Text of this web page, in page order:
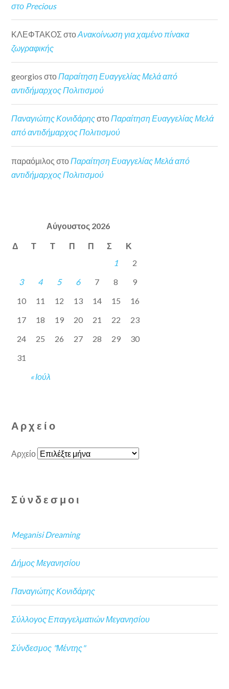
στο Precious
ΚΛΕΦΤΑΚΟΣ στοΑνακοίνωση για χαμένο πίνακα
ζωγραφικής
georgios στοΠαραίτηση Ευαγγελίας Μελά από
αντιδήμαρχος Πολιτισμού
Παναγιώτης ΚονιδάρηςστοΠαραίτηση Ευαγγελίας Μελά
από αντιδήμαρχος Πολιτισμού
παραόμιλος στο Παραίτηση Ευαγγελίας Μελά από
αντιδήμαρχος Πολιτισμού
Αύγουστος 2026
Δ Τ Τ Π Π Σ Κ
« Ιούλ
1
2
3
4 5 6 7 8
9
10
11 12 13 14 15
16
17
18 19 20 21 22
23
24
25 26 27 28 29
30
31
Αρχείο
Αρχείο
Σύνδεσμοι
Meganisi Dreaming
Δήμος Μεγανησίου
Παναγιώτης Κονιδάρης
Σύλλογος Επαγγελματιών Μεγανησίου
Σύνδεσμος "Μέντης"